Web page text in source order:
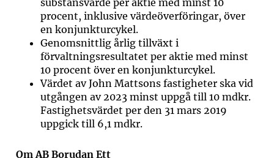
substansvärde per aktie med minst 10
procent, inklusive värdeöverföringar, över
en konjunkturcykel.
Genomsnittlig årlig tillväxt i
förvaltningsresultatet per aktie med minst
10 procent över en konjunkturcykel.
Värdet av John Mattsons fastigheter ska vid
utgången av 2023 minst uppgå till 10 mdkr.
Fastighetsvärdet per den 31 mars 2019
uppgick till 6,1 mdkr.
Om AB Borudan Ett